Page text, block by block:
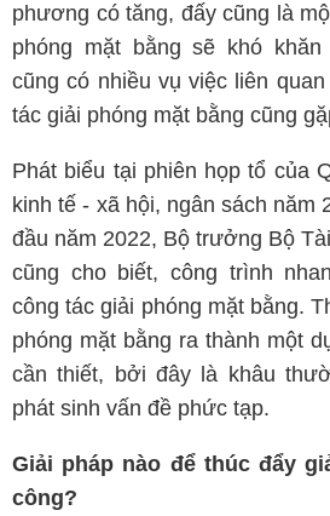
phương có tăng, đấy cũng là
phóng mặt bằng sẽ khó
cũng có nhiều vụ việc liên
tác giải phóng mặt bằng cũng
Phát biểu tại phiên họp tổ của
kinh tế - xã hội, ngân sách năm
đầu năm 2022, Bộ trưởng Bộ
cũng cho biết, công trình
công tác giải phóng mặt bằng.
phóng mặt bằng ra thành một
cần thiết, bởi đây là khâu
phát sinh vấn đề phức tạp.
Giải pháp nào để thúc đẩy
công?